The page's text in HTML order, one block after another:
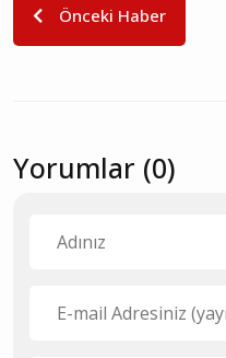
Önceki Haber
Yorumlar (0)